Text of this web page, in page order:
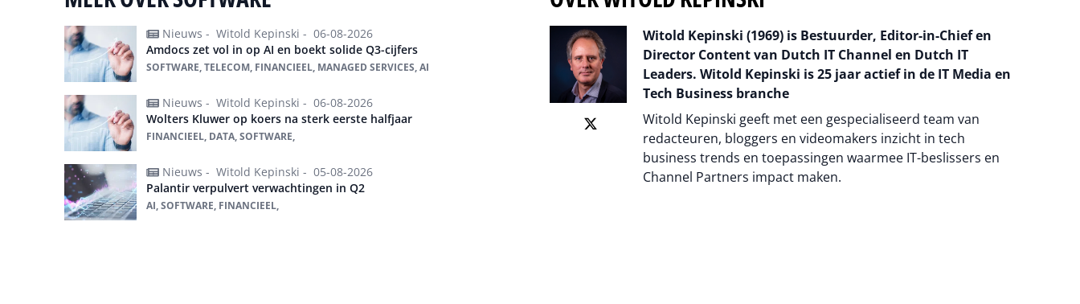
Nieuws - Witold Kepinski - 06-08-2026
Amdocs zet vol in op AI en boekt solide Q3-cijfers
SOFTWARE, TELECOM, FINANCIEEL, MANAGED SERVICES, AI
Nieuws - Witold Kepinski - 06-08-2026
Wolters Kluwer op koers na sterk eerste halfjaar
FINANCIEEL, DATA, SOFTWARE,
Nieuws - Witold Kepinski - 05-08-2026
Palantir verpulvert verwachtingen in Q2
AI, SOFTWARE, FINANCIEEL,
Witold Kepinski (1969) is Bestuurder, Editor-in-Chief en
Director Content van Dutch IT Channel en Dutch IT
Leaders. Witold Kepinski is 25 jaar actief in de IT Media en
Tech Business branche
Witold Kepinski geeft met een gespecialiseerd team van
redacteuren, bloggers en videomakers inzicht in tech
business trends en toepassingen waarmee IT-beslissers en
Channel Partners impact maken.